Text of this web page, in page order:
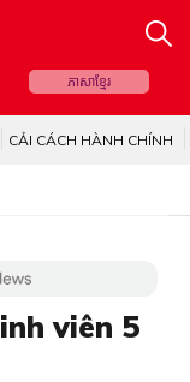
ភាសាខ្មែរ
CẢI CÁCH HÀNH CHÍNH
viên 5